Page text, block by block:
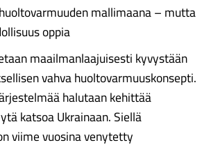
mallimaana – mutta
oppia
maailmanlaajuisesti kyvystään
vahva huoltovarmuuskonsepti.
halutaan kehittää
katsoa Ukrainaan. Siellä
viime vuosina venytetty